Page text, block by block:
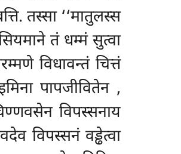
तस्सा ‘‘मातुलस्स
तं धम्मं सुत्वा
विधावन्तं चित्तं
पापजीवितेन ,
विपस्सनाय
विपस्सनं वड्ढेत्वा